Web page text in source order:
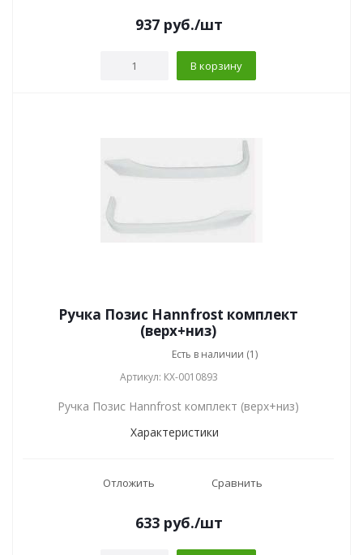
937руб./шт
В корзину
Ручка Позис Hannfrost комплект
(верх+низ)
Есть в наличии (1)
Артикул: КХ-0010893
Ручка Позис Hannfrost комплект (верх+низ)
Характеристики
Отложить Сравнить
633руб./шт